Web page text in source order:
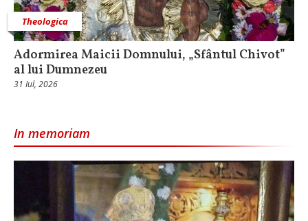
Theologica
Adormirea Maicii Domnului, „Sfântul Chivot”
al lui Dumnezeu
31 Iul, 2026
In memoriam